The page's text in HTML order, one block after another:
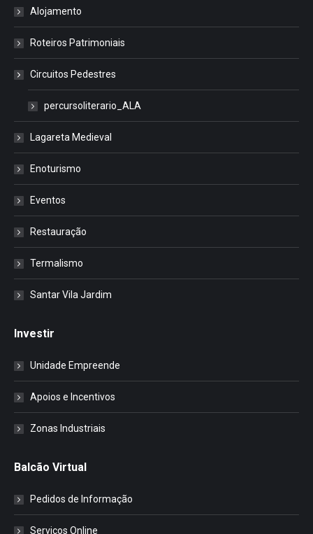
Alojamento
Roteiros Patrimoniais
Circuitos Pedestres
percursoliterario_ALA
Lagareta Medieval
Enoturismo
Eventos
Restauração
Termalismo
Santar Vila Jardim
Investir
Unidade Empreende
Apoios e Incentivos
Zonas Industriais
Balcão Virtual
Pedidos de Informação
Serviços Online